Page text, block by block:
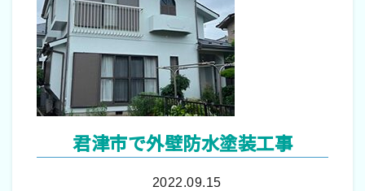
君津市で外壁防水塗装工事
2022.09.15